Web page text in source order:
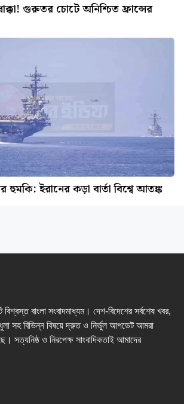
গুরুতর চোটে অনিশ্চিত ফ্রান্সের
হুমকি: ইরানের কড়া বার্তা বিশ্বে আতঙ্ক
বাংলা সংবাদমাধ্যম। দেশ-বিদেশের সর্বশেষ খবর,
সহ বিভিন্ন বিষয়ে দ্রুত ও নির্ভুল আপডেট আমরা
সত্যনিষ্ঠ ও নিরপেক্ষ সাংবাদিকতাই আমাদের